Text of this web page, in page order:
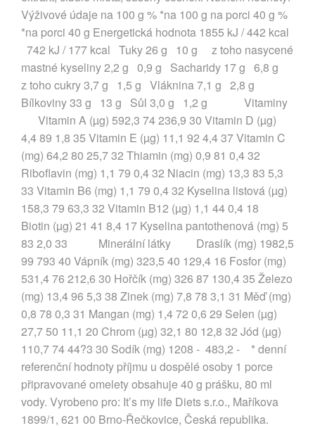
Výživové údaje na 100 g % *na 100 g na porci 40 g %
*na porci 40 g Energetická hodnota 1855 kJ / 442 kcal
742 kJ / 177 kcal Tuky 26 g 10 g z toho nasycené
mastné kyseliny 2,2 g 0,9 g Sacharidy 17 g 6,8 g
z toho cukry 3,7 g 1,5 g Vláknina 7,1 g 2,8 g
Bílkoviny 33 g 13 g Sůl 3,0 g 1,2 g Vitaminy
Vitamin A (µg) 592,3 74 236,9 30 Vitamin D (µg)
4,4 89 1,8 35 Vitamin E (µg) 11,1 92 4,4 37 Vitamin C
(mg) 64,2 80 25,7 32 Thiamin (mg) 0,9 81 0,4 32
Riboflavin (mg) 1,1 79 0,4 32 Niacin (mg) 13,3 83 5,3
33 Vitamin B6 (mg) 1,1 79 0,4 32 Kyselina listová (µg)
158,3 79 63,3 32 Vitamin B12 (µg) 1,1 44 0,4 18
Biotin (µg) 21 41 8,4 17 Kyselina pantothenová (mg) 5
83 2,0 33 Minerální látky Draslík (mg) 1982,5
99 793 40 Vápník (mg) 323,5 40 129,4 16 Fosfor (mg)
531,4 76 212,6 30 Hořčík (mg) 326 87 130,4 35 Železo
(mg) 13,4 96 5,3 38 Zinek (mg) 7,8 78 3,1 31 Měď (mg)
0,8 78 0,3 31 Mangan (mg) 1,4 72 0,6 29 Selen (µg)
27,7 50 11,1 20 Chrom (µg) 32,1 80 12,8 32 Jód (µg)
110,7 74 44?3 30 Sodík (mg) 1208 - 483,2 - * denní
referenční hodnoty příjmu u dospělé osoby 1 porce
připravované omelety obsahuje 40 g prášku, 80 ml
vody. Vyrobeno pro: It’s my life Diets s.r.o., Maříkova
1899/1, 621 00 Brno-Řečkovice, Česká republika.